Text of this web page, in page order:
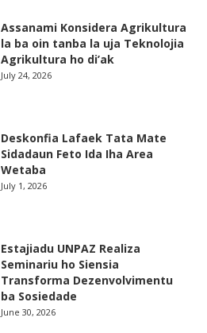
Assanami Konsidera Agrikultura
la ba oin tanba la uja Teknolojia
Agrikultura ho di’ak
July 24, 2026
Deskonfia Lafaek Tata Mate
Sidadaun Feto Ida Iha Area
Wetaba
July 1, 2026
Estajiadu UNPAZ Realiza
Seminariu ho Siensia
Transforma Dezenvolvimentu
ba Sosiedade
June 30, 2026